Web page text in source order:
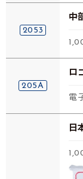
2053
中
205A
ロ
電
日